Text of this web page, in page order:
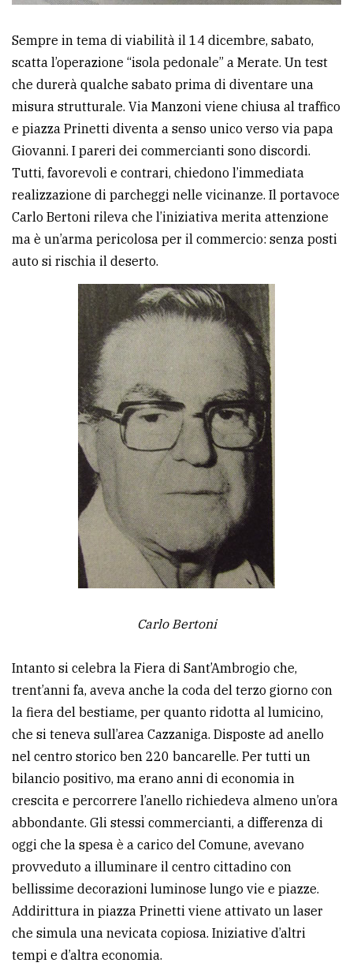
Sempre in tema di viabilità il 14 dicembre, sabato,
scatta l’operazione “isola pedonale” a Merate. Un test
che durerà qualche sabato prima di diventare una
misura strutturale. Via Manzoni viene chiusa al traffico
e piazza Prinetti diventa a senso unico verso via papa
Giovanni. I pareri dei commercianti sono discordi.
Tutti, favorevoli e contrari, chiedono l’immediata
realizzazione di parcheggi nelle vicinanze. Il portavoce
Carlo Bertoni rileva che l’iniziativa merita attenzione
ma è un’arma pericolosa per il commercio: senza posti
auto si rischia il deserto.
Carlo Bertoni
Intanto si celebra la Fiera di Sant’Ambrogio che,
trent’anni fa, aveva anche la coda del terzo giorno con
la fiera del bestiame, per quanto ridotta al lumicino,
che si teneva sull’area Cazzaniga. Disposte ad anello
nel centro storico ben 220 bancarelle. Per tutti un
bilancio positivo, ma erano anni di economia in
crescita e percorrere l’anello richiedeva almeno un’ora
abbondante. Gli stessi commercianti, a differenza di
oggi che la spesa è a carico del Comune, avevano
provveduto a illuminare il centro cittadino con
bellissime decorazioni luminose lungo vie e piazze.
Addirittura in piazza Prinetti viene attivato un laser
che simula una nevicata copiosa. Iniziative d’altri
tempi e d’altra economia.